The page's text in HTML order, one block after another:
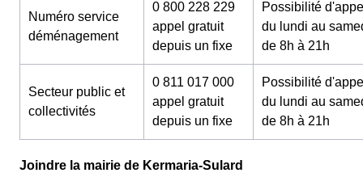
Numéro service
déménagement
0 800 228 229
appel gratuit
depuis un fixe
Possibilité
du lundi au
de 8h à 21h
Secteur public et
collectivités
0 811 017 000
appel gratuit
depuis un fixe
Possibilité
du lundi au
de 8h à 21h
Joindre la mairie de Kermaria-Sulard